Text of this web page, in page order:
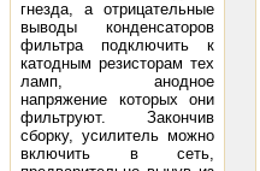
гнезда, а отрицательные
выводы конденсаторов
фильтра подключить к
катодным резисторам тех
ламп, анодное
напряжение которых они
фильтруют. Закончив
сборку, усилитель можно
включить в сеть,